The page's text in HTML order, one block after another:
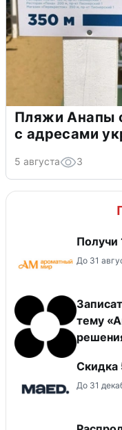
Пляжи Анапы
с адресами
5 августа 3
Получи
До 31
тему
Скидка
До 31